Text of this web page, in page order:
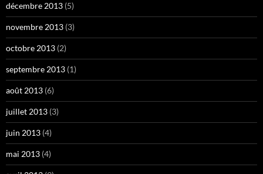
décembre 2013 (5)
novembre 2013 (3)
octobre 2013 (2)
septembre 2013 (1)
août 2013 (6)
juillet 2013 (3)
juin 2013 (4)
mai 2013 (4)